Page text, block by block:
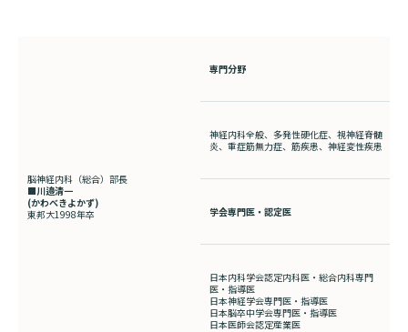
脳神経内科（総合）部長
■川邉清一
(かわべきよかず)
東邦大1998年卒
専門分野
神経内科全般、多発性硬化症、視神経脊髄
炎、重症筋無力症、筋疾患、神経変性疾患
学会専門医・認定医
日本内科学会認定内科医・総合内科専門
医・指導医
日本神経学会専門医・指導医
日本脳卒中学会専門医・指導医
日本医師会認定産業医